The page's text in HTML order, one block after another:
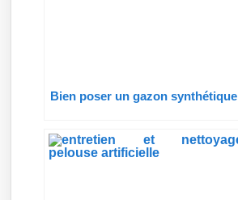
Bien poser un gazon synthétique